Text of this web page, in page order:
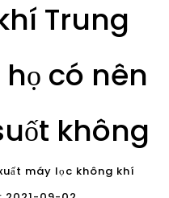
không
máy lọc không khí
2021-09-02